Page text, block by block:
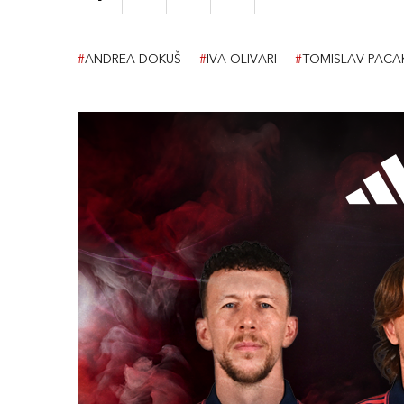
#ANDREA DOKUŠ # IVA OLIVARI # TOMISLAV